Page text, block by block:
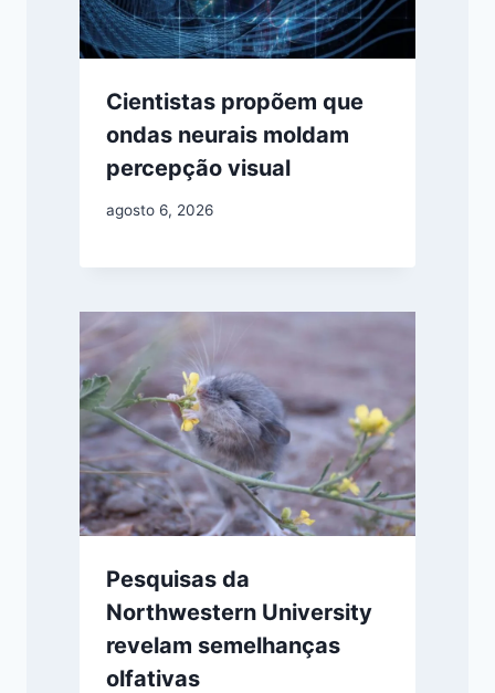
Cientistas propõem que
ondas neurais moldam
percepção visual
agosto 6, 2026
Pesquisas da
Northwestern University
revelam semelhanças
olfativas